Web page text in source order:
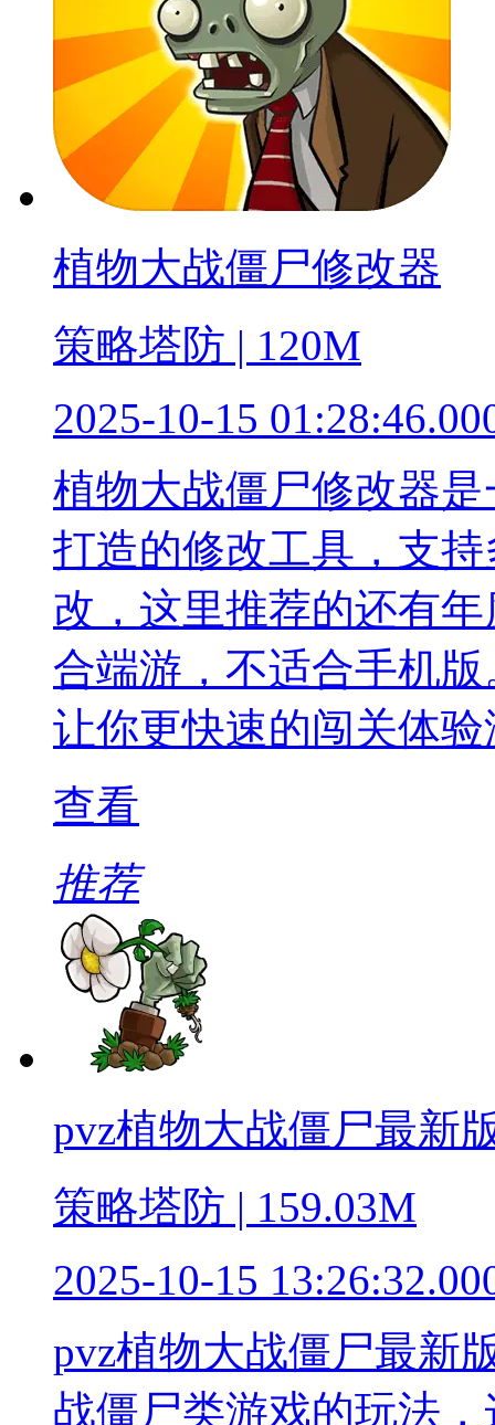
植物大战僵尸修改器
策略塔防 | 120M
2025-10-15
植物大战僵尸修改器
打造的修改工具，支
改，这里推荐的还有
合端游，不适合手机
让你更快速的闯关体
查看
推荐
pvz植物大战僵尸最新
策略塔防 | 159.03M
2025-10-15
pvz植物大战僵尸最新
战僵尸类游戏的玩法